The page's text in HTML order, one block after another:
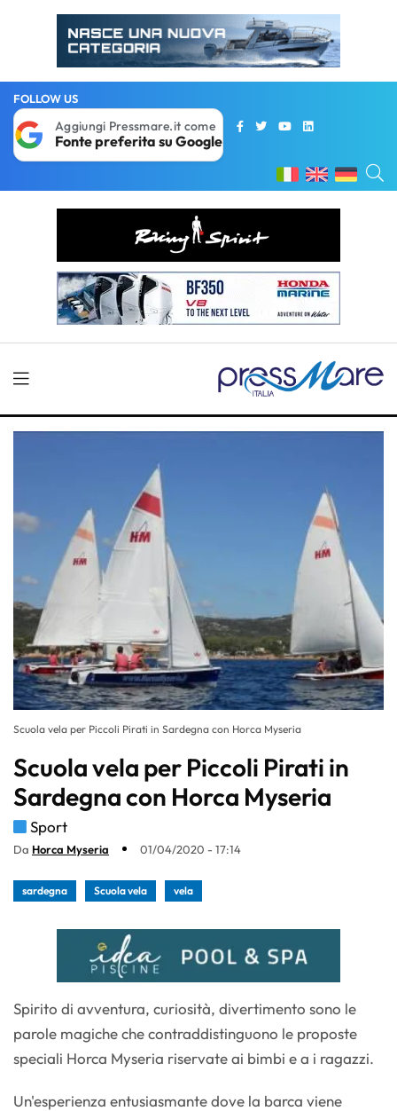
FOLLOW US
Aggiungi Pressmare.it come
Fonte preferita su Google
Scuola vela per Piccoli Pirati in Sardegna con Horca Myseria
Scuola vela per Piccoli Pirati in
Sardegna con Horca Myseria
Sport
Da Horca Myseria 01/04/2020 - 17:14
sardegna Scuola vela vela
Spirito di avventura, curiosità, divertimento sono le
parole magiche che contraddistinguono le proposte
speciali Horca Myseria riservate ai bimbi e a i ragazzi.
Un'esperienza entusiasmante dove la barca viene